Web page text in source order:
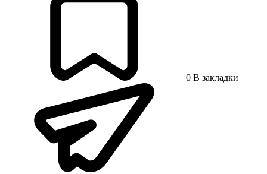
0 В закладки